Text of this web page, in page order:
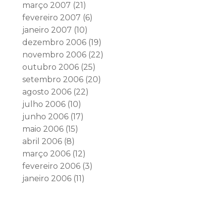
março 2007 (21)
fevereiro 2007 (6)
janeiro 2007 (10)
dezembro 2006(19)
novembro 2006(22)
outubro 2006(25)
setembro 2006(20)
agosto 2006(22)
julho 2006(10)
junho 2006(17)
maio 2006(15)
abril 2006(8)
março 2006(12)
fevereiro 2006(3)
janeiro 2006(11)